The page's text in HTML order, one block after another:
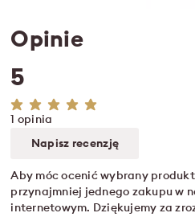
Opinie
5
1 opinia
Napisz recenzję
Aby móc ocenić wybrany
przynajmniej jednego zakupu w
internetowym. Dziękujemy za